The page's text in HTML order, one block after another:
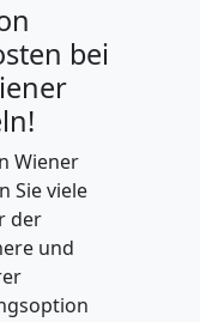
bei
Wiener
Sie viele
der
und